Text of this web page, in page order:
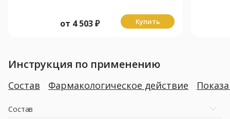
от 4 503₽ Купить
Инструкция по применению
Состав Фармакологическое действие
Состав